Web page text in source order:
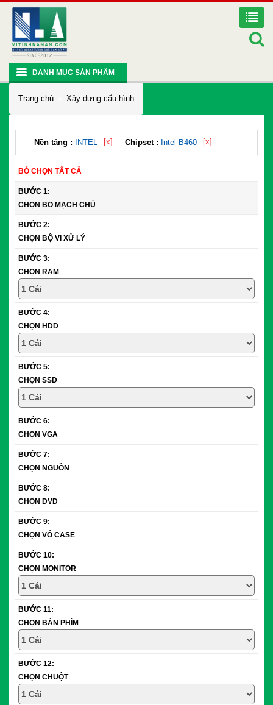
DANH MỤC SẢN PHẨM
Trang chủ Xây dựng cấu hình
Nền tảng : INTEL [x] Chipset : Intel B460 [x]
BỎ CHỌN TẤT CẢ
BƯỚC 1:
CHỌN BO MẠCH CHỦ
BƯỚC 2:
CHỌN BỘ VI XỬ LÝ
BƯỚC 3:
CHỌN RAM
BƯỚC 4:
CHỌN HDD
BƯỚC 5:
CHỌN SSD
BƯỚC 6:
CHỌN VGA
BƯỚC 7:
CHỌN NGUỒN
BƯỚC 8:
CHỌN DVD
BƯỚC 9:
CHỌN VỎ CASE
BƯỚC 10:
CHỌN MONITOR
BƯỚC 11:
CHỌN BÀN PHÍM
BƯỚC 12:
CHỌN CHUỘT